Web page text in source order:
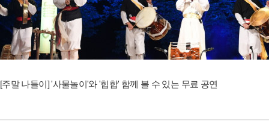
[주말 나들이] '사물놀이'와 '힙합' 함께 볼 수 있는 무료 공연